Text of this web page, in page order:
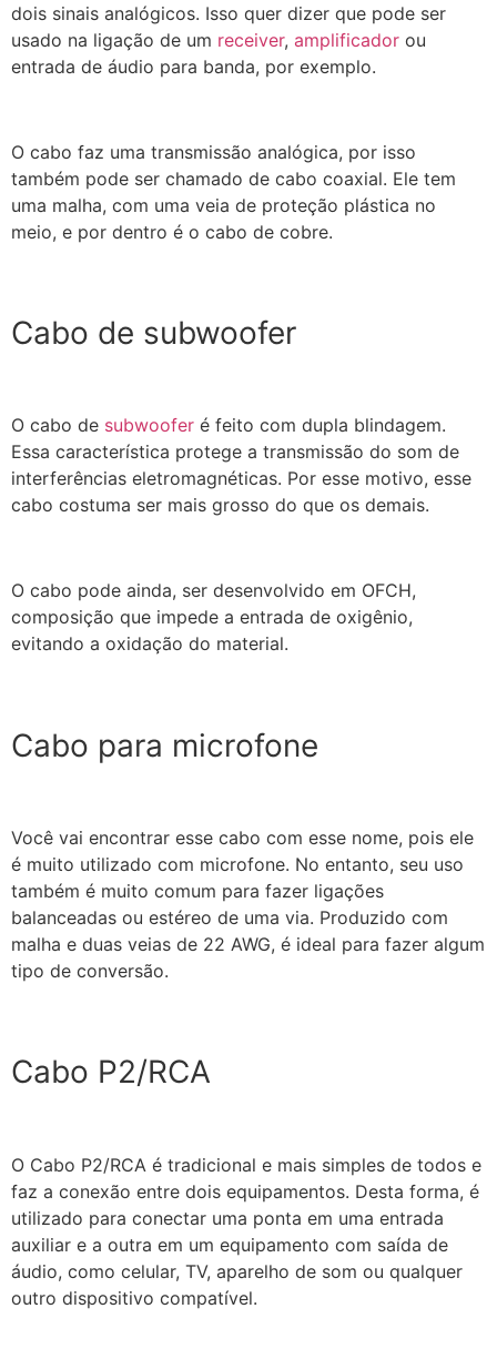
dois sinais analógicos. Isso quer dizer que pode ser
usado na ligação de um receiver, amplificador ou
entrada de áudio para banda, por exemplo.
O cabo faz uma transmissão analógica, por isso
também pode ser chamado de cabo coaxial. Ele tem
uma malha, com uma veia de proteção plástica no
meio, e por dentro é o cabo de cobre.
Cabo de subwoofer
O cabo de subwoofer é feito com dupla blindagem.
Essa característica protege a transmissão do som de
interferências eletromagnéticas. Por esse motivo, esse
cabo costuma ser mais grosso do que os demais.
O cabo pode ainda, ser desenvolvido em OFCH,
composição que impede a entrada de oxigênio,
evitando a oxidação do material.
Cabo para microfone
Você vai encontrar esse cabo com esse nome, pois ele
é muito utilizado com microfone. No entanto, seu uso
também é muito comum para fazer ligações
balanceadas ou estéreo de uma via. Produzido com
malha e duas veias de 22 AWG, é ideal para fazer algum
tipo de conversão.
Cabo P2/RCA
O Cabo P2/RCA é tradicional e mais simples de todos e
faz a conexão entre dois equipamentos. Desta forma, é
utilizado para conectar uma ponta em uma entrada
auxiliar e a outra em um equipamento com saída de
áudio, como celular, TV, aparelho de som ou qualquer
outro dispositivo compatível.